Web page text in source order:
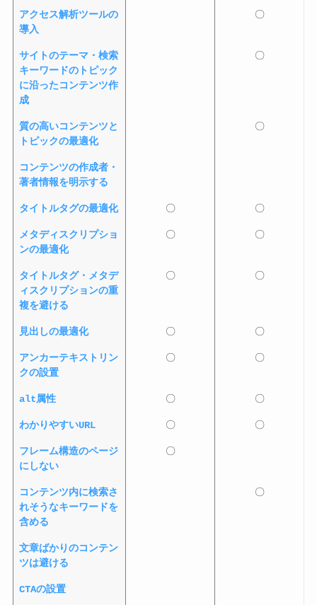
アクセス解析ツールの
導入
〇
サイトのテーマ・検索
キーワードのトピック
に沿ったコンテンツ作
成
〇
質の高いコンテンツと
トピックの最適化
〇
コンテンツの作成者・
著者情報を明示する
タイトルタグの最適化 〇 〇
メタディスクリプショ
ンの最適化
〇 〇
タイトルタグ・メタデ
ィスクリプションの重
複を避ける
〇 〇
見出しの最適化 〇 〇
アンカーテキストリン
クの設置
〇 〇
alt属性 〇 〇
わかりやすいURL 〇 〇
フレーム構造のページ
にしない
〇
コンテンツ内に検索さ
れそうなキーワードを
含める
〇
文章ばかりのコンテン
ツは避ける
CTAの設置